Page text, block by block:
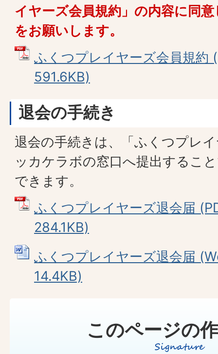
イヤーズ会員規約」の内容に同
をお願いします。
ふくつプレイヤーズ会員規約
591.6KB)
退会の手続き
退会の手続きは、「ふくつプレ
ッカケラボの窓口へ提出するこ
できます。
ふくつプレイヤーズ退会届
284.1KB)
ふくつプレイヤーズ退会届
14.4KB)
このページの